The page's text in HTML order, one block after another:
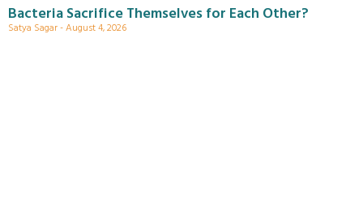
Bacteria Sacrifice Themselves for Each Other?
Satya Sagar August 4, 2026